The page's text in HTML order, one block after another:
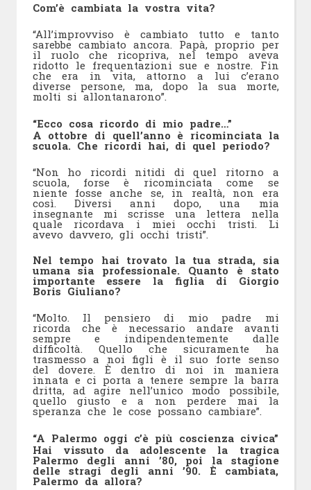
Com’è cambiata la vostra vita?
“All’improvviso è cambiato tutto e tanto
sarebbe cambiato ancora. Papà, proprio per
il ruolo che ricopriva, nel tempo aveva
ridotto le frequentazioni sue e nostre. Fin
che era in vita, attorno a lui c’erano
diverse persone, ma, dopo la sua morte,
molti si allontanarono”.
“Ecco cosa ricordo di mio padre…”
A ottobre di quell’anno è ricominciata la
scuola. Che ricordi hai, di quel periodo?
“Non ho ricordi nitidi di quel ritorno a
scuola, forse è ricominciata come se
niente fosse anche se, in realtà, non era
così. Diversi anni dopo, una mia
insegnante mi scrisse una lettera nella
quale ricordava i miei occhi tristi. Li
avevo davvero, gli occhi tristi”.
Nel tempo hai trovato la tua strada, sia
umana sia professionale. Quanto è stato
importante essere la figlia di Giorgio
Boris Giuliano?
“Molto. Il pensiero di mio padre mi
ricorda che è necessario andare avanti
sempre e indipendentemente dalle
difficoltà. Quello che sicuramente ha
trasmesso a noi figli è il suo forte senso
del dovere. È dentro di noi in maniera
innata e ci porta a tenere sempre la barra
dritta, ad agire nell’unico modo possibile,
quello giusto e a non perdere mai la
speranza che le cose possano cambiare”.
“A Palermo oggi c’è più coscienza civica”
Hai vissuto da adolescente la tragica
Palermo degli anni ’80, poi la stagione
delle stragi degli anni ’90. È cambiata,
Palermo da allora?